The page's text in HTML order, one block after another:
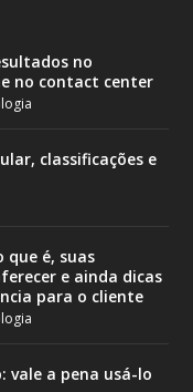
no
no contact center
classificações e
que é, suas
e ainda dicas
para o cliente
vale a pena usá-lo